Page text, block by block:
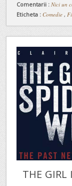
Comentarii : Nici un
Eticheta : Comedie ,
THE GIRL